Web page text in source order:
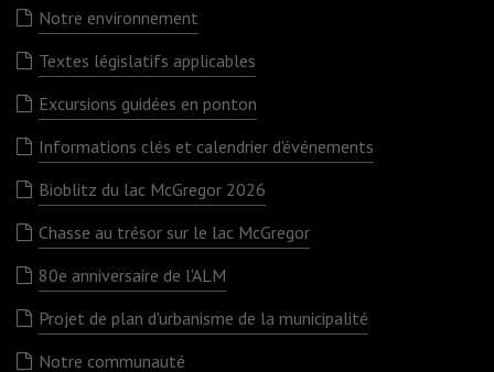
Notre environnement
Textes législatifs applicables
Excursions guidées en ponton
Informations clés et calendrier d'événements
Bioblitz du lac McGregor 2026
Chasse au trésor sur le lac McGregor
80e anniversaire de l'ALM
Projet de plan d'urbanisme de la municipalité
Notre communauté